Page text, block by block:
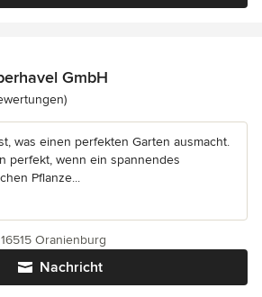
GmbH
1.5 von 5 Sternen
was einen perfekten Garten ausmacht.
perfekt, wenn ein spannendes
Pflanze...
Nachricht
Oranienburg